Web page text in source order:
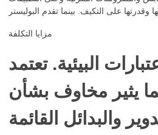
وقدرتها على التكيف. بينما تقدم البوليستر
مزايا التكلفة
البيئية. تعتمد
يثير مخاوف بشأن
والبدائل القائمة